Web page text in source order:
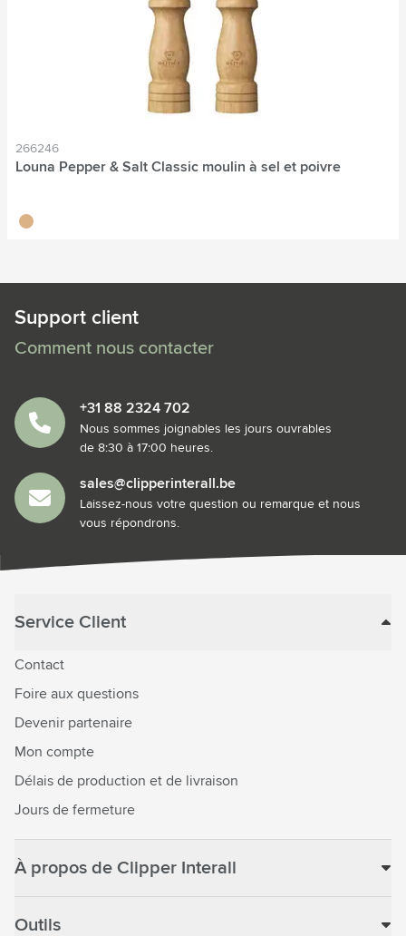
266246
Louna Pepper & Salt Classic moulin à sel et poivre
brun bois
Support client
Comment nous contacter
+31 88 2324 702
Nous sommes joignables les jours ouvrables
de 8:30 à 17:00 heures.
sales@clipperinterall.be
Laissez-nous votre question ou remarque et nous
vous répondrons.
Service Client
Contact
Foire aux questions
Devenir partenaire
Mon compte
Délais de production et de livraison
Jours de fermeture
À propos de Clipper Interall
Outils